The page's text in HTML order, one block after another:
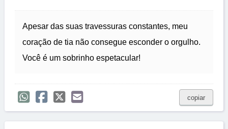
Apesar das suas travessuras constantes, meu
coração de tia não consegue esconder o orgulho.
Você é um sobrinho espetacular!
copiar